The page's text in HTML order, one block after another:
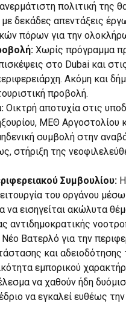
πολιτική της
με δεκάδες απεντάξεις
πόρων για την
Χωρίς πρόγραμμα
στο Dubai και
Ακόμη και
προβολή.
Οικτρή αποτυχία στις
ΜΕΘ Αργοστολίου
συμβολή στην
στήριξη της
Συμβουλίου:
του οργάνου
να εισηγείται ακώλυτα
αντιδημοκρατικής
Νέο Βατερλό για την
και
εμπορικού
να χαθούν ήδη
να εγκαλεί ευθέως